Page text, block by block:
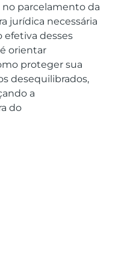
parcelamento da
jurídica necessária
efetiva desses
orientar
proteger sua
desequilibrados,
a
do